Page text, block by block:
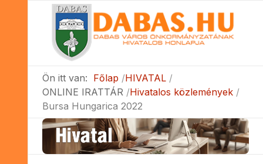
Ön itt van: Főlap
HIVATAL
ONLINE IRATTÁR
Hivatalos közlemények
Bursa Hungarica 2022